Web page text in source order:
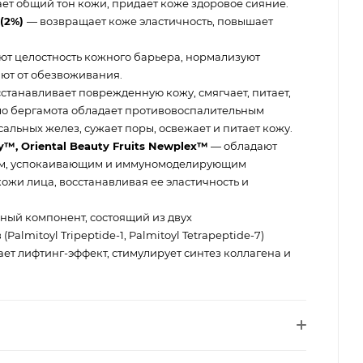
общий тон кожи, придает коже здоровое сияние.
— возвращает коже эластичность, повышает
целостность кожного барьера, нормализуют
от обезвоживания.
поврежденную кожу, смягчает, питает,
бергамота обладает противовоспалительным
желез, сужает поры, освежает и питает кожу.
Oriental Beauty Fruits Newplex™️ — обладают
успокаивающим и иммуномоделирующим
лица, восстанавливая ее эластичность и
компонент, состоящий из двух
Tripeptide-1, Palmitoyl Tetrapeptide-7)
лифтинг-эффект, стимулирует синтез коллагена и